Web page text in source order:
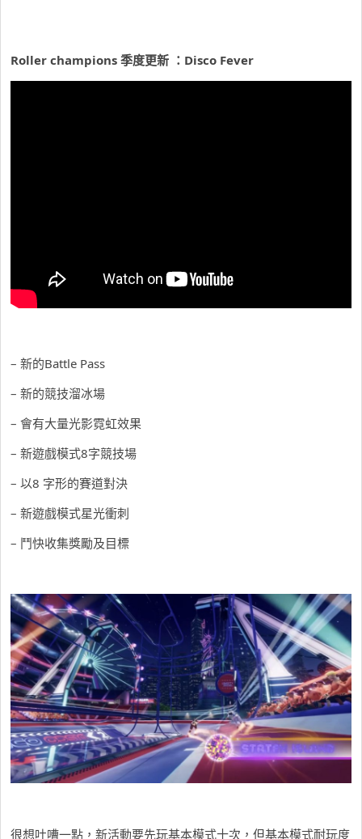
Roller champions 季度更新 ：Disco Fever
– 新的Battle Pass
– 新的競技溜冰場
– 會有大量光影霓虹效果
– 新遊戲模式8字競技場
– 以8 字形的賽道對決
– 新遊戲模式星光衝刺
– 鬥快收集獎勵及目標
很想吐嘈一點，新活動要先玩基本模式十次，但基本模式耐玩度